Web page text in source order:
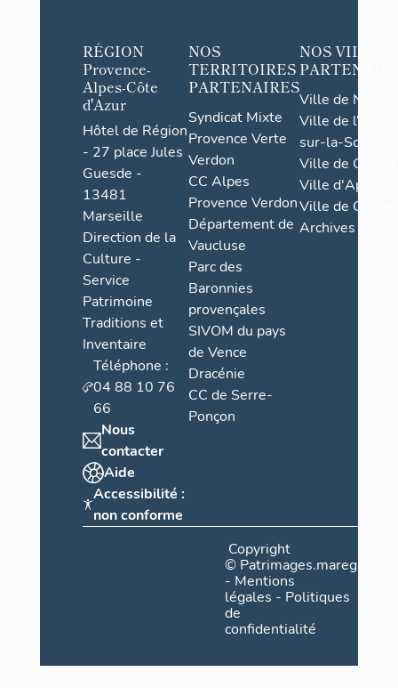
RÉGION
Provence-
Alpes-Côte
d'Azur
Hôtel de Région
- 27 place Jules
Guesde -
13481
Marseille
Direction de la
Culture -
Service
Patrimoine
Traditions et
Inventaire
Téléphone :
04 88 10 76
66
Nous
contacter
Aide
Accessibilité :
non conforme
NOS
TERRITOIRES
PARTENAIRES
Syndicat Mixte
Provence Verte
Verdon
CC Alpes
Provence Verdon
Département de
Vaucluse
Parc des
Baronnies
provençales
SIVOM du pays
de Vence
Dracénie
CC de Serre-
Ponçon
NOS VILLES
Ville de Nice
Ville de l'Isle-
sur-la-Sorgue
Ville de Grasse
Ville d'Apt
Ville de
Archives
Copyright
©
- Mentions
légales - Politiques
de
confidentialité